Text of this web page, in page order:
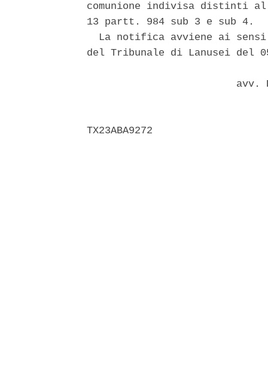
comunione indivisa distinti al
13 partt. 984 sub 3 e sub 4.
La notifica avviene ai
del Tribunale di Lanusei del